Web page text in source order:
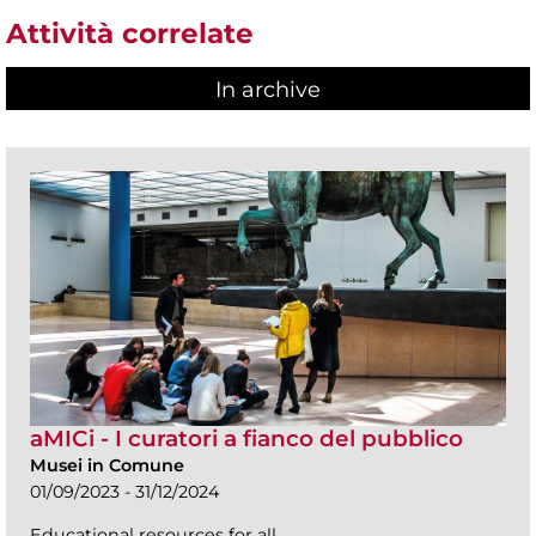
Attività correlate
In archive
aMICi - I curatori a fianco del pubblico
Musei in Comune
01/09/2023 - 31/12/2024